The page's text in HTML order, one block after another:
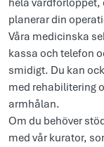
hela vårdförloppet,
planerar din
Våra medicinska
kassa och telefon
smidigt. Du kan
med rehabilitering
armhålan.
Om du behöver
med vår kurator,